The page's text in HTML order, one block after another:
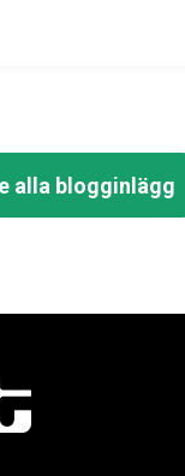
alla blogginlägg